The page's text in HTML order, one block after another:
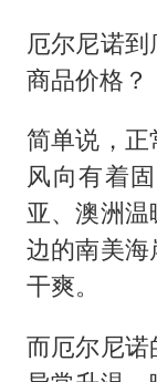
厄尔尼诺
商品价格？
简单说，正
风向有着
亚、澳洲
边的南美
干爽。
而厄尔尼